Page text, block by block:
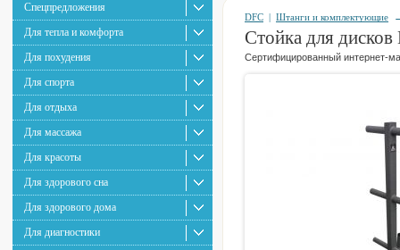
Спецпредложения
Для тепла и комфорта
Для похудения
Для спорта
Для отдыха
Для массажа
Для красоты
Для здорового сна
Для здорового дома
Для диагностики
DFC | Штанги и комплектующие
Стойка для
Сертифицированный интернет-